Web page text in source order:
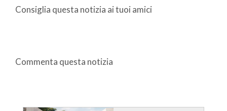
Consiglia questa notizia ai tuoi amici
Commenta questa notizia